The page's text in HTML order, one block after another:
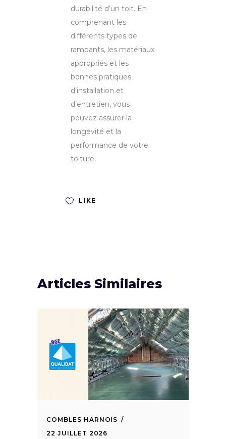
durabilité d’un toit. En
comprenant les
différents types de
rampants, les matériaux
appropriés et les
bonnes pratiques
d’installation et
d’entretien, vous
pouvez assurer la
longévité et la
performance de votre
toiture.
LIKE
Articles Similaires
COMBLES HARNOIS
22 JUILLET 2026